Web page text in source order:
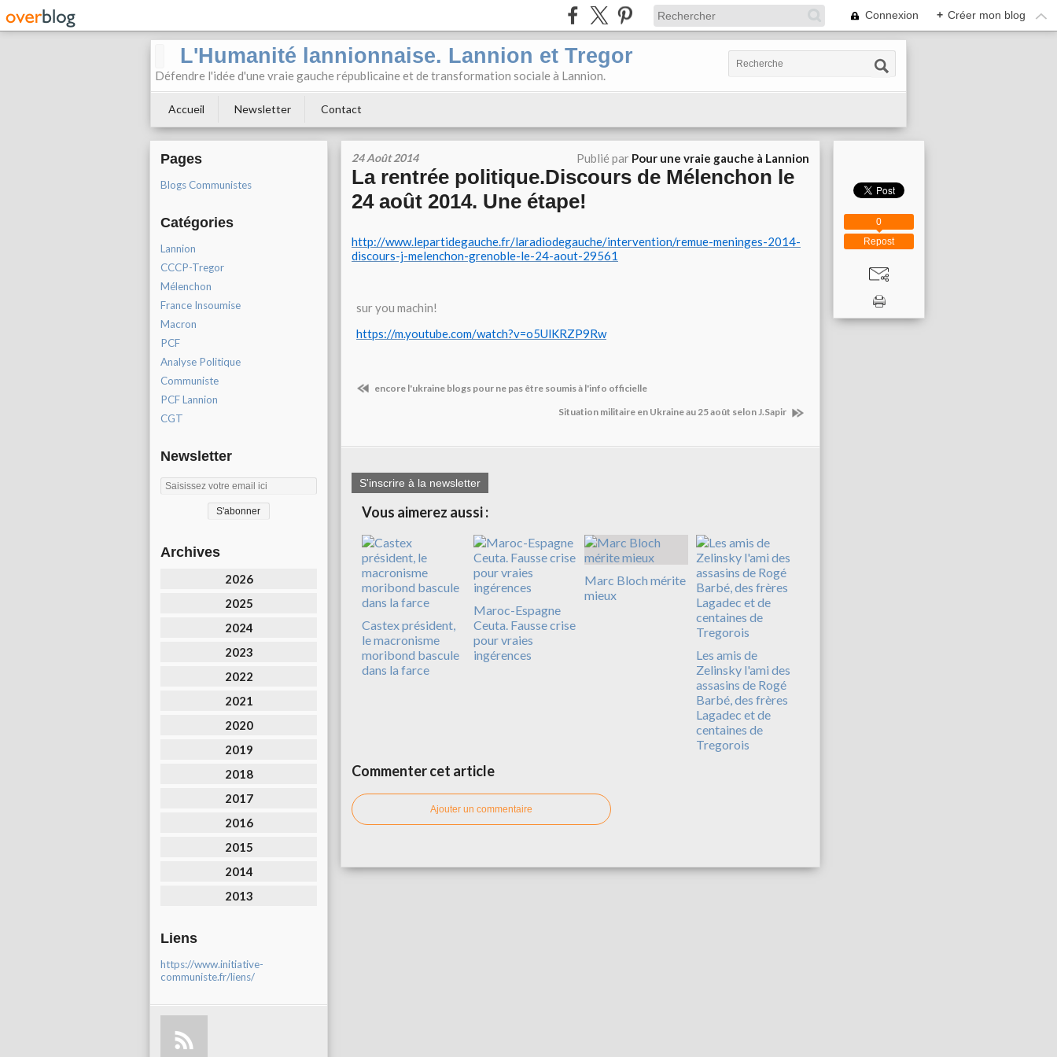
Connexion + Créer mon blog
L'Humanité lannionnaise. Lannion et Tregor
Défendre l'idée d'une vraie gauche républicaine et de transformation sociale à Lannion.
Accueil Newsletter Contact
Pages
Blogs Communistes
Catégories
Lannion
CCCP-Tregor
Mélenchon
France Insoumise
Macron
PCF
Analyse Politique
Communiste
PCF Lannion
CGT
Newsletter
Archives
2026
2025
2024
2023
2022
2021
2020
2019
2018
2017
2016
2015
2014
2013
Liens
https://www.initiative-
communiste.fr/liens/
24 Août 2014 Publié par Pour une vraie gauche à Lannion
La rentrée politique.Discours de Mélenchon le
24 août 2014. Une étape!
http://www.lepartidegauche.fr/laradiodegauche/intervention/remue-meninges-2014-
discours-j-melenchon-grenoble-le-24-aout-29561
sur you machin!
https://m.youtube.com/watch?v=o5UlKRZP9Rw
encore l'ukraine blogs pour ne pas être soumis à l'info officielle
Situation militaire en Ukraine au 25 août selon J.Sapir
S'inscrire à la newsletter
Vous aimerez aussi :
Castex président,
le macronisme
moribond bascule
dans la farce
Maroc-Espagne
Ceuta. Fausse crise
pour vraies
ingérences
Marc Bloch mérite
mieux
Les amis de
Zelinsky l'ami des
assasins de Rogé
Barbé, des frères
Lagadec et de
centaines de
Tregorois
Commenter cet article
Ajouter un commentaire
Repost
0